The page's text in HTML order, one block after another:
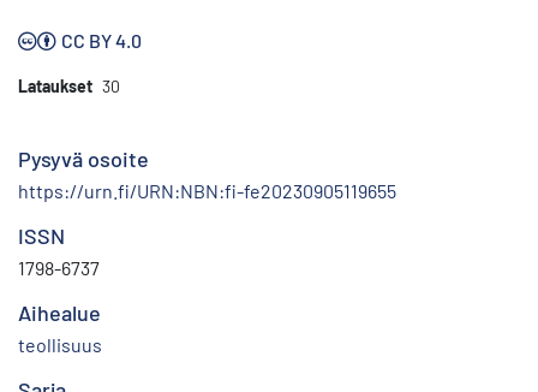
CC BY 4.0
Lataukset 30
Pysyvä osoite
https://urn.fi/URN:NBN:fi-fe20230905119655
ISSN
1798-6737
Aihealue
teollisuus